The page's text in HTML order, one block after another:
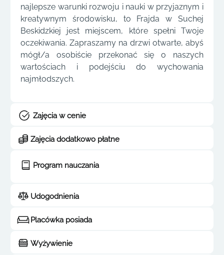
najlepsze warunki rozwoju i nauki w przyjaznym i
kreatywnym środowisku, to Frajda w Suchej
Beskidzkiej jest miejscem, które spełni Twoje
oczekiwania. Zapraszamy na drzwi otwarte, abyś
mógł/a osobiście przekonać się o naszych
wartościach i podejściu do wychowania
najmłodszych.
Zajęcia w cenie
Zajęcia dodatkowo płatne
Program nauczania
Udogodnienia
Placówka posiada
Wyżywienie